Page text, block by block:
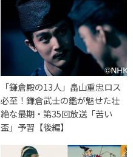
「鎌倉殿の13人」畠山重忠ロス
必至！鎌倉武士の鑑が魅せた壮
絶な最期・第35回放送「苦い
盃」予習【後編】